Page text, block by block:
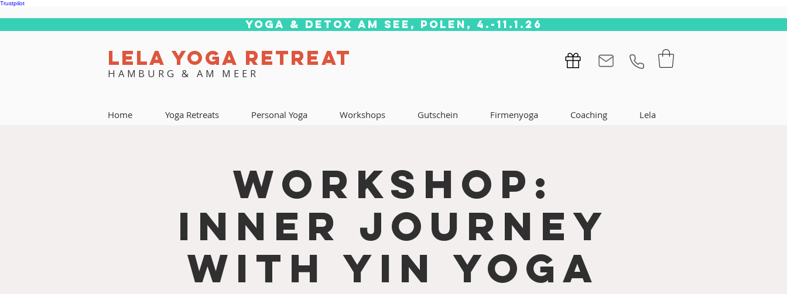
Trustpilot
Yoga & Detox am See, Polen, 4.-11.1.26
LELA YOGA RETREAT
HAMBURG & AM MEER
Home Yoga Retreats Personal Yoga Workshops Gutschein Firmenyoga Coaching Lela
Workshop:
Inner Journey
with Yin Yoga